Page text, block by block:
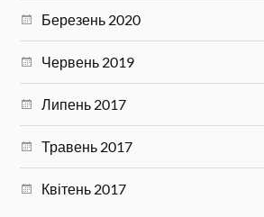
Березень 2020
Червень 2019
Липень 2017
Травень 2017
Квітень 2017